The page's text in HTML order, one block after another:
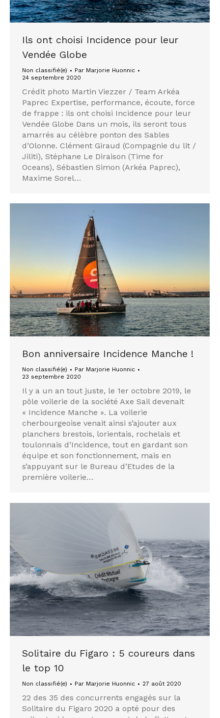
Ils ont choisi Incidence pour leur
Vendée Globe
Non classifié(e) Par Marjorie Huonnic
24 septembre 2020
Crédit photo Martin Viezzer / Team Arkéa
Paprec Expertise, performance, écoute, force
de frappe : ils ont choisi Incidence pour leur
Vendée Globe Dans un mois, ils seront tous
amarrés au célèbre ponton des Sables
d’Olonne. Clément Giraud (Compagnie du lit /
Jiliti), Stéphane Le Diraison (Time for
Oceans), Sébastien Simon (Arkéa Paprec),
Maxime Sorel…
Bon anniversaire Incidence Manche !
Non classifié(e) Par Marjorie Huonnic
23 septembre 2020
Il y a un an tout juste, le 1er octobre 2019, le
pôle voilerie de la société Axe Sail devenait
« Incidence Manche ». La voilerie
cherbourgeoise venait ainsi s’ajouter aux
planchers brestois, lorientais, rochelais et
toulonnais d’Incidence, tout en gardant son
équipe et son fonctionnement, mais en
s’appuyant sur le Bureau d’Etudes de la
première voilerie…
Solitaire du Figaro : 5 coureurs dans
le top 10
Non classifié(e) Par Marjorie Huonnic 27 août 2020
22 des 35 des concurrents engagés sur la
Solitaire du Figaro 2020 a opté pour des